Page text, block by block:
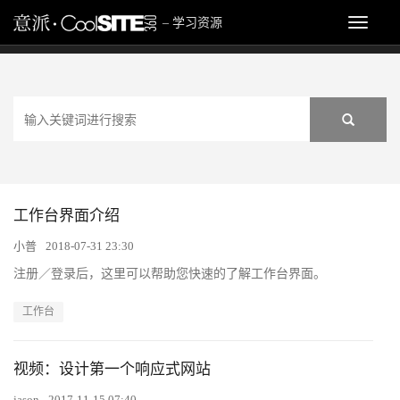
Toggle
网页设计教程
– 学习资源
工作台界面介绍
小普 2018-07-31 23:30
注册／登录后，这里可以帮助您快速的了解工作台界面。
工作台
视频：设计第一个响应式网站